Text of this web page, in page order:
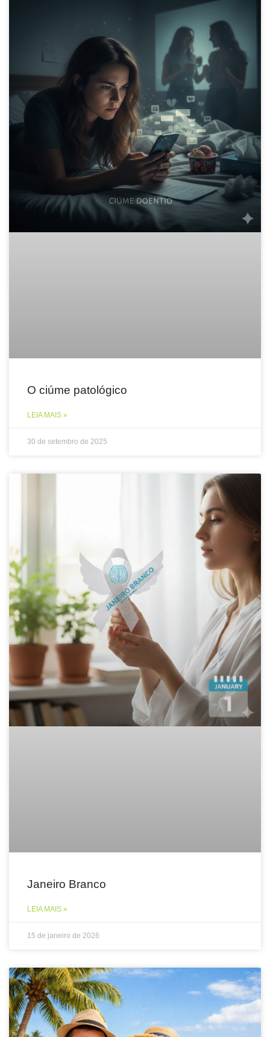
O ciúme patológico
LEIA MAIS »
30 de setembro de 2025
Janeiro Branco
LEIA MAIS »
15 de janeiro de 2026